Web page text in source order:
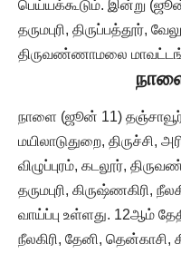
பெய்யக்கூடும். இன்று
தருமபுரி, திருப்பத்தூர்,
திருவண்ணாமலை
நாளை (ஜூன் 11) தஞ்சாவூர்,
மயிலாடுதுறை, திருச்சி,
விழுப்புரம், கடலூர்,
தருமபுரி, கிருஷ்ணகிரி,
வாய்ப்பு உள்ளது. 12ஆம்
நீலகிரி, தேனி, தென்காசி,